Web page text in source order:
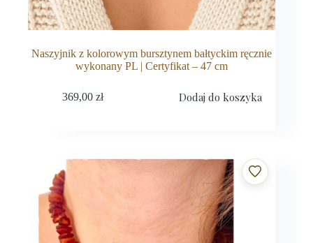
Naszyjnik z kolorowym bursztynem bałtyckim ręcznie
wykonany PL | Certyfikat – 47 cm
369,00zł Dodaj do koszyka